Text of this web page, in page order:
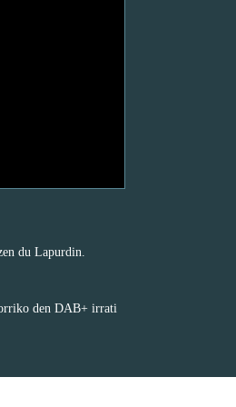
du Lapurdin.
den DAB+ irrati